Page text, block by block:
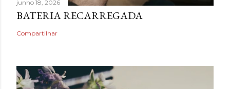
junho 18, 2026
BATERIA RECARREGADA
Compartilhar